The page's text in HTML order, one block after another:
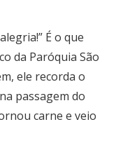
É o que
da Paróquia São
ele recorda o
passagem do
carne e veio